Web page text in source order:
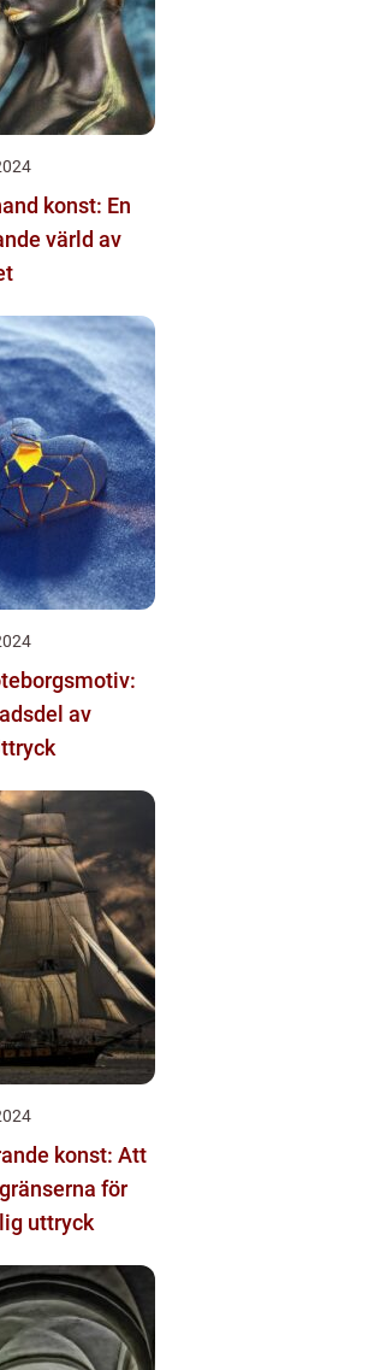
konst: En
värld av
av
konst: Att
för
uttryck